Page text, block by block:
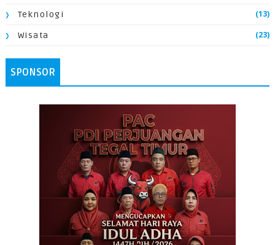
Teknologi (13)
Wisata (23)
SPONSOR